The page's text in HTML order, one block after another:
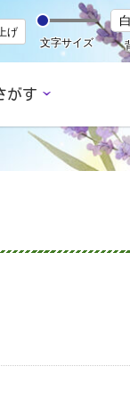
げ
文字サイズ
白
がす